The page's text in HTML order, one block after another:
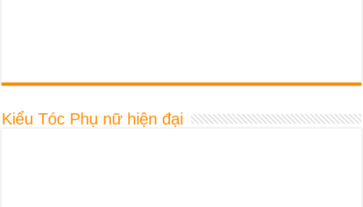
Kiểu Tóc Phụ nữ hiện đại